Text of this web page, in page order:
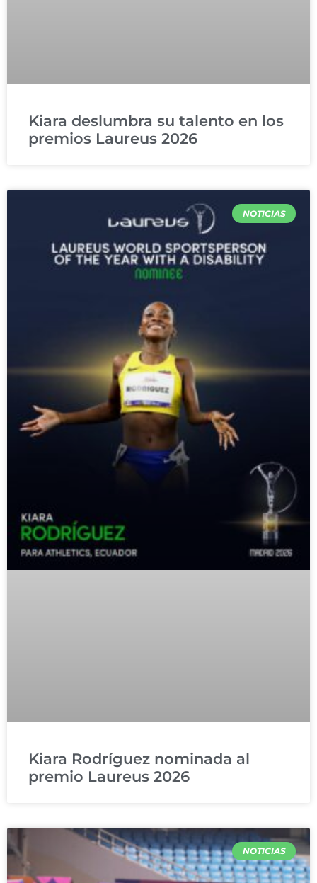
Kiara deslumbra su talento en los
premios Laureus 2026
NOTICIAS
Kiara Rodríguez nominada al
premio Laureus 2026
NOTICIAS